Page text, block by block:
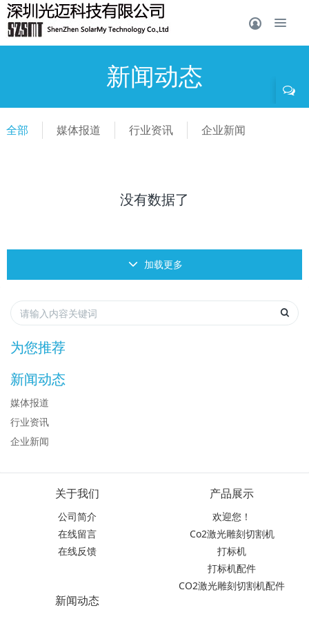
新闻动态
全部 媒体报道 行业资讯 企业新闻
没有数据了
加载更多
为您推荐
新闻动态
媒体报道
行业资讯
企业新闻
关于我们
公司简介
在线留言
在线反馈
产品展示
欢迎您！
Co2激光雕刻切割机
打标机
打标机配件
CO2激光雕刻切割机配件
新闻动态